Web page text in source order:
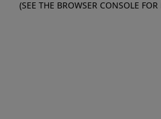
(SEE THE BROWSER CONSOLE